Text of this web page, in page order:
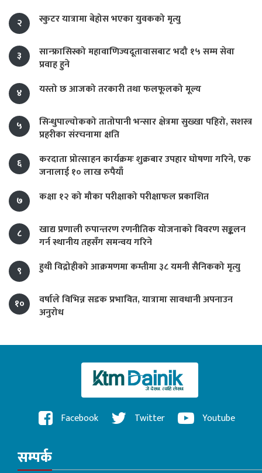
२
स्कुटर यात्रामा बेहोस भएका युवकको मृत्यु
३
सान्फ्रासिस्को महावाणिज्यदूतावासबाट भदौ १५ सम्म सेवा
प्रवाह हुने
४
यस्तो छ आजको तरकारी तथा फलफूलको मूल्य
५
सिन्धुपाल्चोकको तातोपानी भन्सार क्षेत्रमा सुख्खा पहिरो, सशस्त्र
प्रहरीका संरचनामा क्षति
६
करदाता प्रोत्साहन कार्यक्रमः शुक्रबार उपहार घोषणा गरिने, एक
जनालाई १० लाख रुपैयाँ
७
कक्षा १२ को मौका परीक्षाको परीक्षाफल प्रकाशित
८
खाद्य प्रणाली रुपान्तरण रणनीतिक योजनाको विवरण सङ्कलन
गर्न स्थानीय तहसँग समन्वय गरिने
९
हुथी विद्रोहीको आक्रमणमा कम्तीमा ३८ यमनी सैनिकको मृत्यु
१०
वर्षाले विभिन्न सडक प्रभावित, यात्रामा सावधानी अपनाउन
अनुरोध
Facebook Twitter Youtube
सम्पर्क